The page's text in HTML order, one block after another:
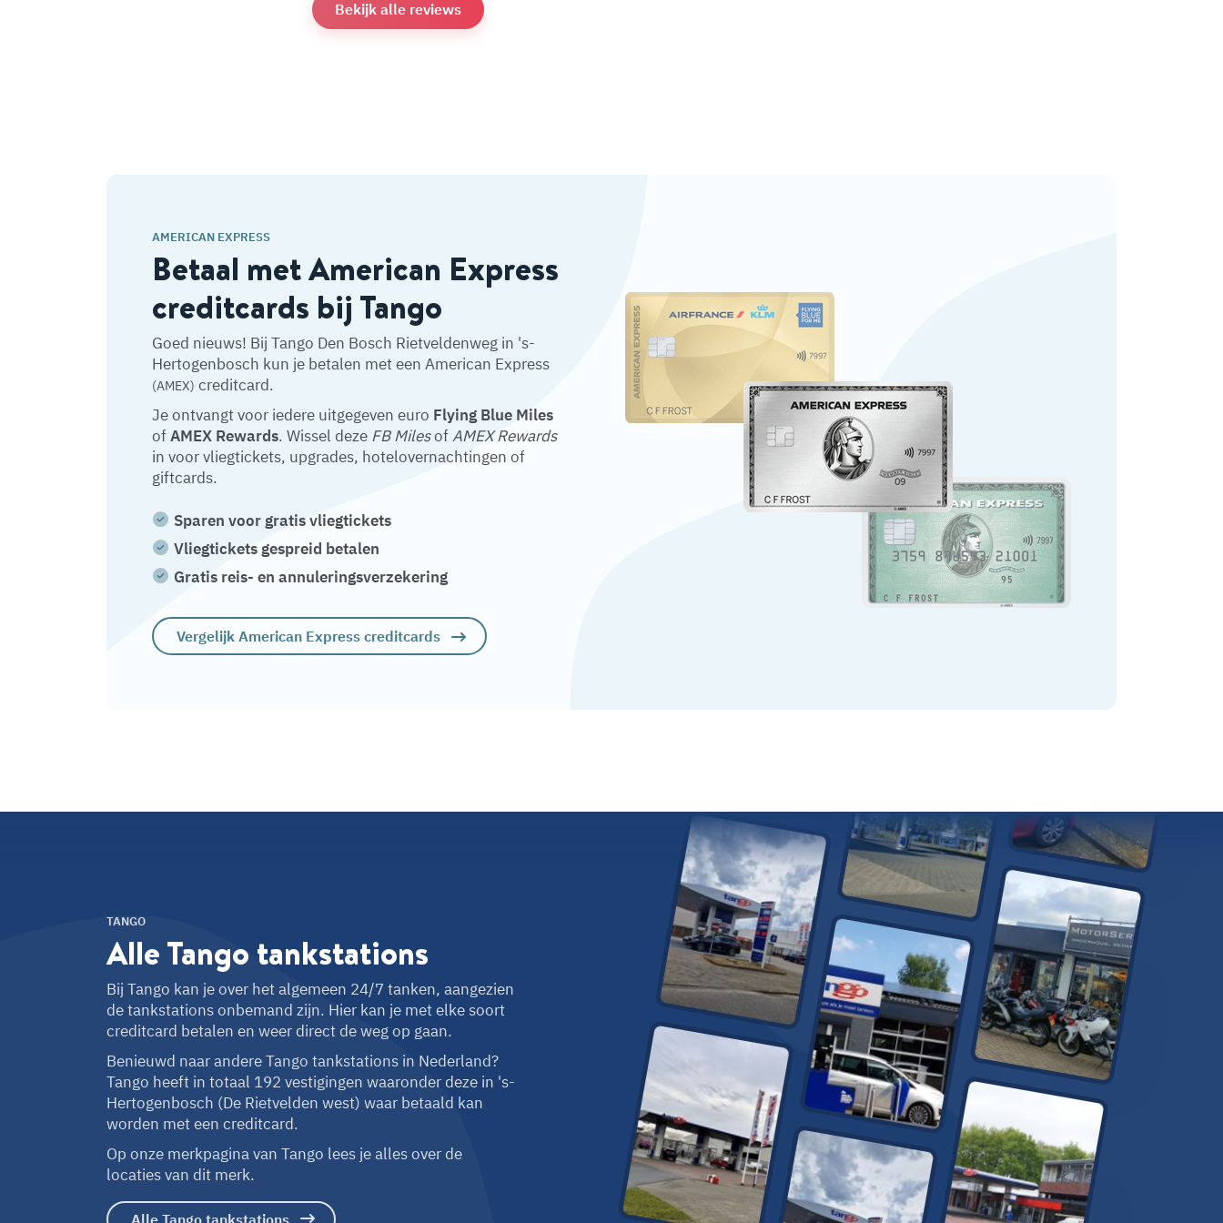
Bekijk alle reviews
AMERICAN EXPRESS
Betaal met American Express
creditcards bij Tango
Goed nieuws! Bij Tango Den Bosch Rietveldenweg in 's-
Hertogenbosch kun je betalen met een American Express
(AMEX) creditcard.
Je ontvangt voor iedere uitgegeven euro Flying Blue Miles
ofAMEX Rewards. Wissel deze FB MilesofAMEX Rewards
in voor vliegtickets, upgrades, hotelovernachtingen of
giftcards.
Sparen voor gratis vliegtickets
Vliegtickets gespreid betalen
Gratis reis- en annuleringsverzekering
Vergelijk American Express creditcards
TANGO
Alle Tango tankstations
Bij Tango kan je over het algemeen 24/7 tanken, aangezien
de tankstations onbemand zijn. Hier kan je met elke soort
creditcard betalen en weer direct de weg op gaan.
Benieuwd naar andere Tango tankstations in Nederland?
Tango heeft in totaal 192 vestigingen waaronder deze in 's-
Hertogenbosch (De Rietvelden west) waar betaald kan
worden met een creditcard.
Op onze merkpagina van Tango lees je alles over de
locaties van dit merk.
Alle Tango tankstations